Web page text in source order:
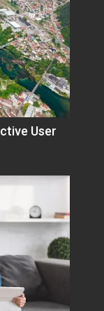
User